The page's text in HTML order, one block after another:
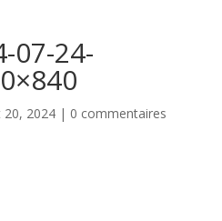
07-24-
20, 2024| 0 commentaires